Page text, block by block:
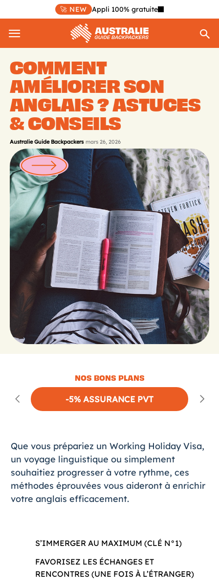
🚀 NEW Appli 100% gratuite
COMMENT
AMÉLIORER SON
ANGLAIS ? ASTUCES
& CONSEILS
Australie Guide Backpackers mars 26, 2026
NOS BONS PLANS
-5% ASSURANCE PVT
Que vous prépariez un Working Holiday Visa,
un voyage linguistique ou simplement
souhaitiez progresser à votre rythme, ces
méthodes éprouvées vous aideront à enrichir
votre anglais efficacement.
S’IMMERGER AU MAXIMUM (CLÉ N°1)
FAVORISEZ LES ÉCHANGES ET
RENCONTRES (UNE FOIS À L’ÉTRANGER)